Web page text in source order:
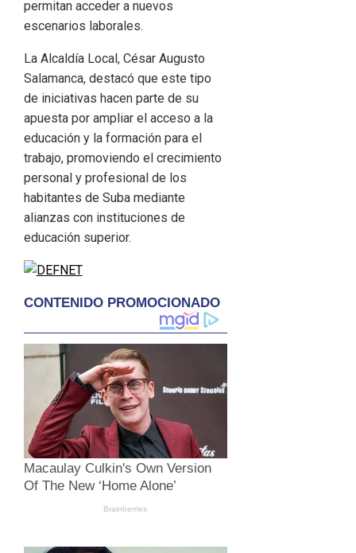
permitan acceder a nuevos
escenarios laborales.
La Alcaldía Local, César Augusto
Salamanca, destacó que este tipo
de iniciativas hacen parte de su
apuesta por ampliar el acceso a la
educación y la formación para el
trabajo, promoviendo el crecimiento
personal y profesional de los
habitantes de Suba mediante
alianzas con instituciones de
educación superior.